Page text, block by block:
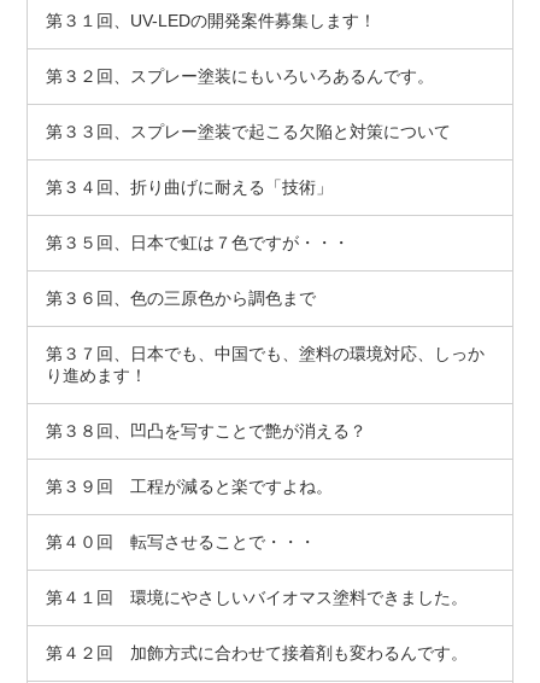
第３１回、UV-LEDの開発案件募集します！
第３２回、スプレー塗装にもいろいろあるんです。
第３３回、スプレー塗装で起こる欠陥と対策について
第３４回、折り曲げに耐える「技術」
第３５回、日本で虹は７色ですが・・・
第３６回、色の三原色から調色まで
第３７回、日本でも、中国でも、塗料の環境対応、しっか
り進めます！
第３８回、凹凸を写すことで艶が消える？
第３９回 工程が減ると楽ですよね。
第４０回 転写させることで・・・
第４１回 環境にやさしいバイオマス塗料できました。
第４２回 加飾方式に合わせて接着剤も変わるんです。